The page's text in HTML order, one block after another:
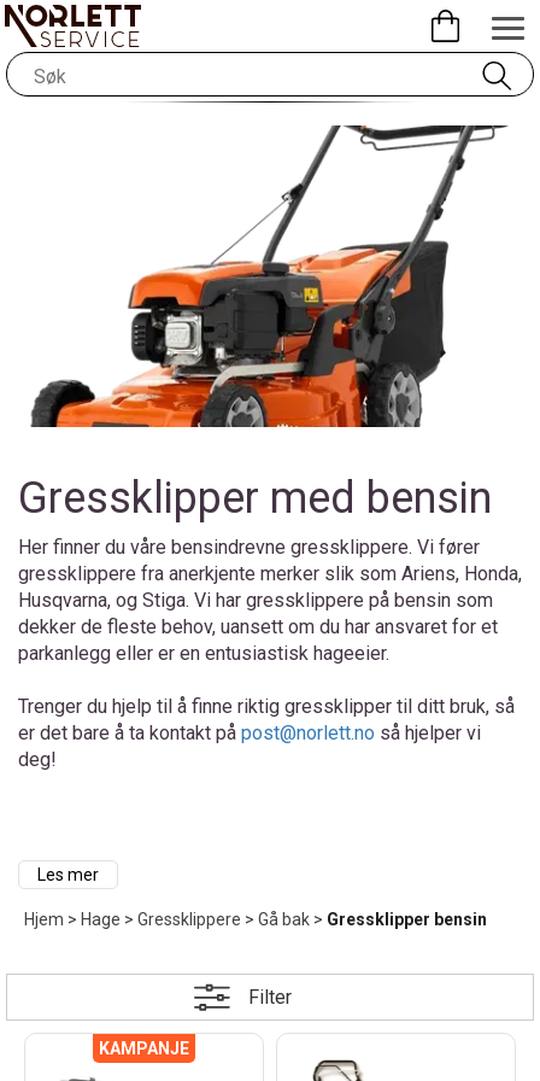
Gressklipper med bensin
Her finner du våre bensindrevne gressklippere. Vi fører
gressklippere fra anerkjente merker slik som Ariens, Honda,
Husqvarna, og Stiga. Vi har gressklippere på bensin som
dekker de fleste behov, uansett om du har ansvaret for et
parkanlegg eller er en entusiastisk hageeier.
Trenger du hjelp til å finne riktig gressklipper til ditt bruk, så
er det bare å ta kontakt på post@norlett.no så hjelper vi
deg!
Alt om våre bensindrevne
Våre bensindrevne gressklippere er perfekt til å holde gressplenen
din fin hele sesongen. De kommer i en rekke størrelser og kan ha
forskjellige funksjoner slik som bioklipp, sideutkast og
Les mer
Hjem>Hage>Gressklippere>Gå bak>Gressklipper bensin
Filter